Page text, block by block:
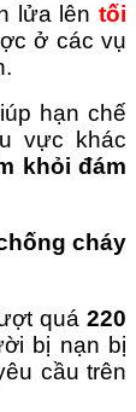
lửa lên tối
ở các vụ
hạn chế
vực khác
khỏi đám
cháy
quá 220
bị nạn bị
cầu trên